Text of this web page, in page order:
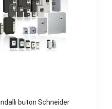
buton Schneider